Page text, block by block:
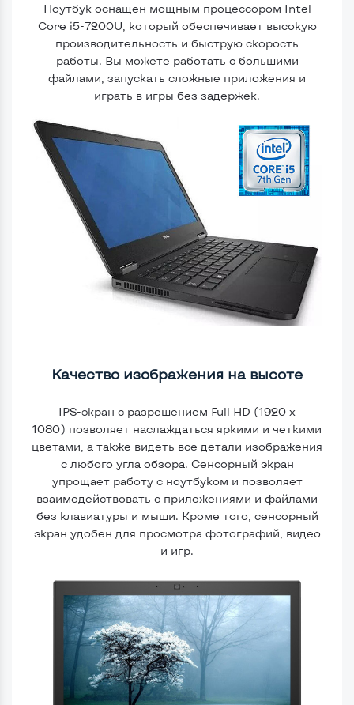
Ноутбук оснащен мощным процессором Intel
Core i5-7200U, который обеспечивает высокую
производительность и быструю скорость
работы. Вы можете работать с большими
файлами, запускать сложные приложения и
играть в игры без задержек.
Качество изображения на высоте
IPS-экран с разрешением Full HD (1920 x
1080) позволяет наслаждаться яркими и четкими
цветами, а также видеть все детали изображения
с любого угла обзора. Сенсорный экран
упрощает работу с ноутбуком и позволяет
взаимодействовать с приложениями и файлами
без клавиатуры и мыши. Кроме того, сенсорный
экран удобен для просмотра фотографий, видео
и игр.